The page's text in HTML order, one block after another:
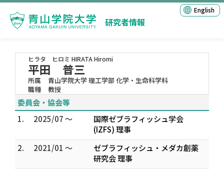
研究者情報
English
ヒラタ ヒロミ HIRATA Hiromi
平田 普三
所属
青山学院大学 理工学部 化学・生命科学科
職種
教授
委員会・協会等
1.
2025/07 ～
国際ゼブラフィッシュ学会
(IZFS) 理事
2.
2021/01 ～
ゼブラフィッシュ・メダカ創薬
研究会 理事